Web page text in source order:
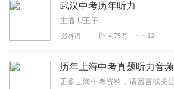
武汉中考历年听力
主播:U王子
外语 4.75万 12
历年上海中考真题听力音频